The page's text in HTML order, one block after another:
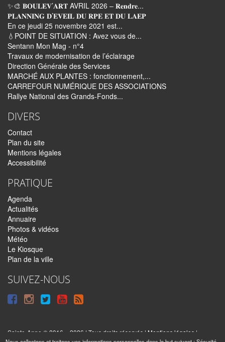
✨🎨 𝐁𝐎𝐔𝐋𝐄𝐕’𝐀𝐑𝐓 AVRIL 2026 – 𝐑𝐞𝐧𝐝𝐫𝐞...
𝐏𝐋𝐀𝐍𝐍𝐈𝐍𝐆 𝐃’𝐄𝐕𝐄𝐈𝐋 𝐃𝐔 𝐑𝐏𝐄 𝐄𝐓 𝐃𝐔 𝐋𝐀𝐄𝐏
En ce jeudi 25 novembre 2021 est...
💧POINT DE SITUATION : Avez vous de...
Sentann Mon Mag - n°4
Travaux de modernisation de l’éclairage
Direction Générale des Services
MARCHÉ AUX PLANTES : fonctionnement,...
CARREFOUR NUMÉRIQUE DES ASSOCIATIONS
Rallye National des Grands-Fonds...
DIVERS
Contact
Plan du site
Mentions légales
Accessibilité
PRATIQUE
Agenda
Actualités
Annuaire
Photos & vidéos
Météo
Le Kiosque
Plan de la ville
SUIVEZ-NOUS
Suivre
Facebook
Suivre
Instagram
Suivre
Twitter
Syndiquer
le
Sainte-Anne © 2016 – 2026 | Tous droits réservés | Mentions légales |